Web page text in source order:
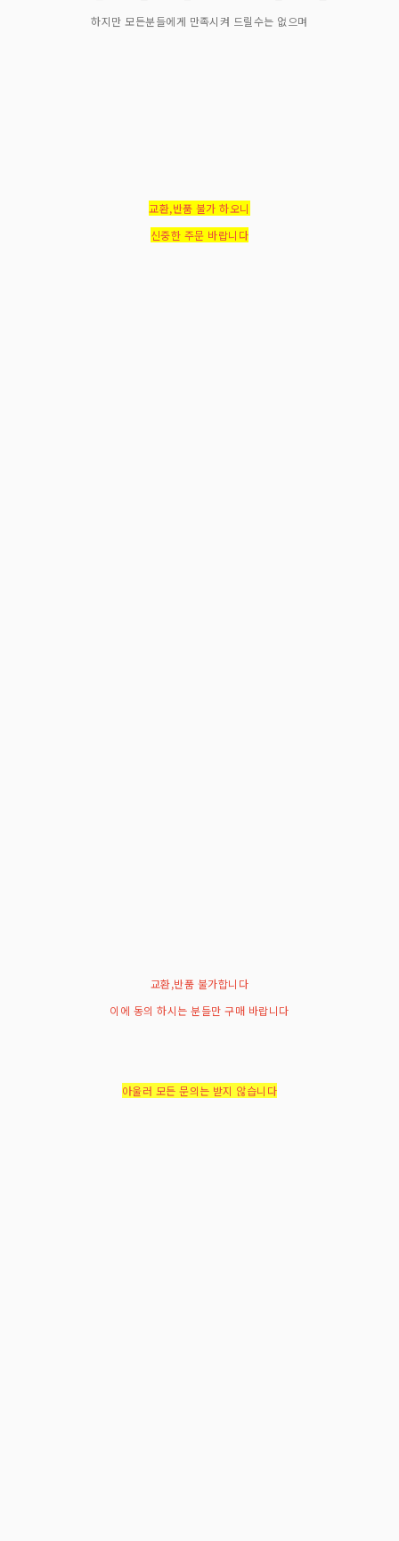
하지만 모든분들에게 만족시켜 드릴수는 없으며
교환,반품 불가 하오니
신중한 주문 바랍니다
교환,반품 불가합니다
이에 동의 하시는 분들만 구매 바랍니다
아울러 모든 문의는 받지 않습니다